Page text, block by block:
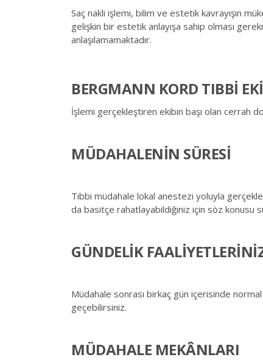
Saç nakli işlemi, bilim ve estetik kavrayışın
gelişkin bir estetik anlayışa sahip olması
anlaşılamamaktadır.
BERGMANN KORD TIBBİ
İşlemi gerçekleştiren ekibin başı olan cerrah
MÜDAHALENİN SÜRESİ
Tıbbi müdahale lokal anestezi yoluyla
da basitçe rahatlayabildiğiniz için söz konusu
GÜNDELİK
Müdahale sonrası birkaç gün içerisinde
geçebilirsiniz.
MÜDAHALE MEKÂNLARI